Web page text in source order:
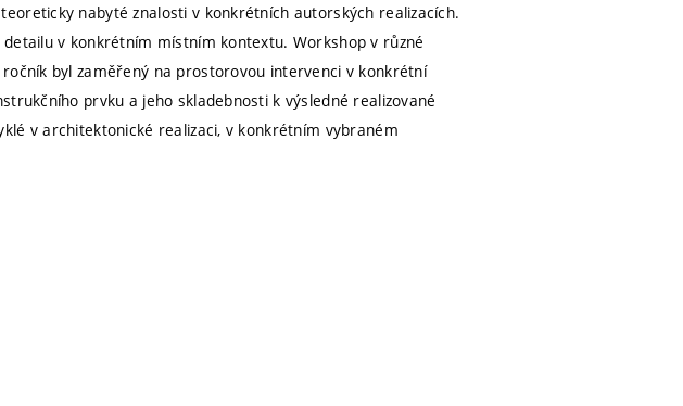
nabyté znalosti v konkrétních autorských realizacích.
v konkrétním místním kontextu. Workshop v různé
byl zaměřený na prostorovou intervenci v konkrétní
prvku a jeho skladebnosti k výsledné realizované
v architektonické realizaci, v konkrétním vybraném